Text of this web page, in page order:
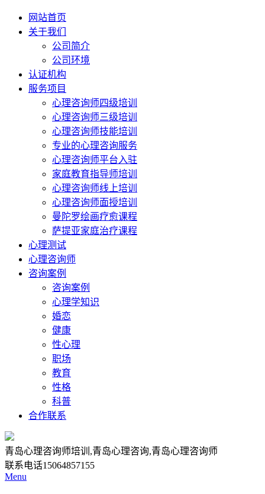
网站首页
关于我们
公司简介
公司环境
认证机构
服务项目
心理咨询师四级培训
心理咨询师三级培训
心理咨询师技能培训
专业的心理咨询服务
心理咨询师平台入驻
家庭教育指导师培训
心理咨询师线上培训
心理咨询师面授培训
曼陀罗绘画疗愈课程
萨提亚家庭治疗课程
心理测试
心理咨询师
咨询案例
咨询案例
心理学知识
婚恋
健康
性心理
职场
教育
性格
科普
合作联系
青岛心理咨询师培训,青岛心理咨询,青岛心理咨询师
联系电话15064857155
Menu